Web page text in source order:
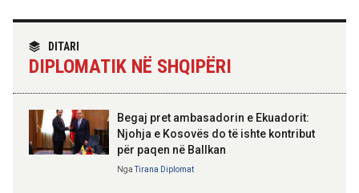
“Made in Albania”
09:24 08-08-2026
Ambasadori Wendt do të
Trump për siguri të përbashkët
09:19 08-08-2026
Peizazhe magjike nga lumi Vjosa
TIRANA DIPLOMAT
Skënderbeut dhe Ismail
DITARI
DIPLOMATIK NË SHQIPËRI
Begaj pret ambasadorin e Ekuadorit:
Njohja e Kosovës do të ishte kontribut
për paqen në Ballkan
NgaTirana Diplomat